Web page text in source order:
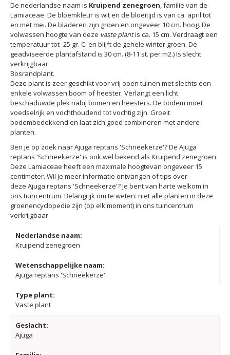
De nederlandse naam is Kruipend zenegroen, familie van de
Lamiaceae. De bloemkleur is wit en de bloeitijd is van ca. april tot
en met mei. De bladeren zijn groen en ongeveer 10 cm. hoog. De
volwassen hoogte van deze vaste plantis ca. 15 cm. Verdraagt een
temperatuur tot -25 gr. C. en blijft de gehele winter groen. De
geadviseerde plantafstand is 30 cm. (8-11 st. per m2.) Is slecht
verkrijgbaar.
Bosrandplant.
Deze plant is zeer geschikt voor vrij open tuinen met slechts een
enkele volwassen boom of heester. Verlangt een licht
beschaduwde plek nabij bomen en heesters. De bodem moet
voedselrijk en vochthoudend tot vochtig zijn. Groeit
bodembedekkend en laat zich goed combineren met andere
planten.
Ben je op zoek naar Ajuga reptans 'Schneekerze'? De Ajuga
reptans 'Schneekerze' is ook wel bekend als Kruipend zenegroen.
Deze Lamiaceae heeft een maximale hoogtevan ongeveer 15
centimeter. Wil je meer informatie ontvangen of tips over
deze Ajuga reptans 'Schneekerze'? Je bent van harte welkom in
ons tuincentrum. Belangrijk om te weten: niet alle planten in deze
groenencyclopedie zijn (op elk moment) in ons tuincentrum
verkrijgbaar.
Nederlandse naam:
Kruipend zenegroen
Wetenschappelijke naam:
Ajuga reptans 'Schneekerze'
Type plant:
Vaste plant
Geslacht:
Ajuga